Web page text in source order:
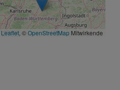
Leaflet , ©OpenStreetMap Mitwirkende